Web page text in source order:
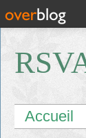
Accueil